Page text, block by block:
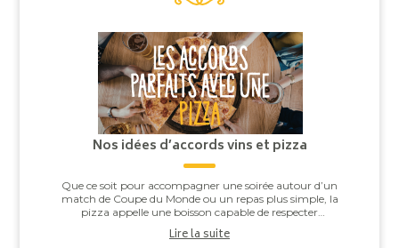
Nos idées d’accords vins et pizza
Que ce soit pour accompagner une soirée autour d’un
match de Coupe du Monde ou un repas plus simple, la
pizza appelle une boisson capable de respecter
Lire la suite